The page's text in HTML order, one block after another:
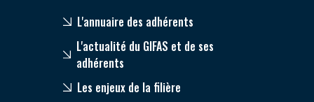
L'annuaire des adhérents
L'actualité du GIFAS et de ses
adhérents
Les enjeux de la filière